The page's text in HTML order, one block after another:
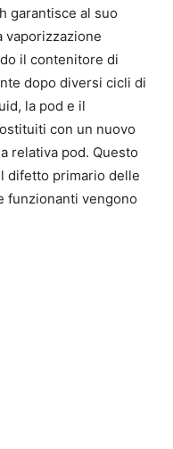
garantisce al suo
vaporizzazione
il contenitore di
dopo diversi cicli di
la pod e il
con un nuovo
relativa pod. Questo
difetto primario delle
funzionanti vengono